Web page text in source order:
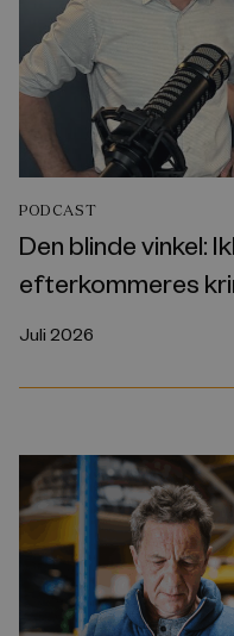
PODCAST
Den blinde vinkel:
efterkommeres
Juli 2026